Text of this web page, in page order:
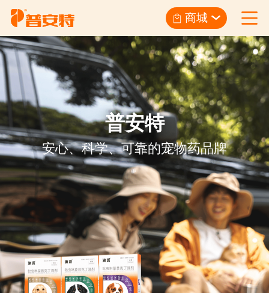
商城
普安特
安心、科学、可靠的宠物药品牌